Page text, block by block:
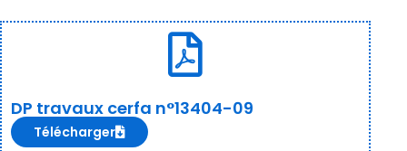
DP travaux cerfa n°13404-09
Télécharger